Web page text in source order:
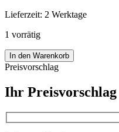
Lieferzeit: 2 Werktage
1 vorrätig
Meyer
Pentacon
135
Oreston
In den Warenkorb
Preisvorschlag
Ihr Preisvorschlag